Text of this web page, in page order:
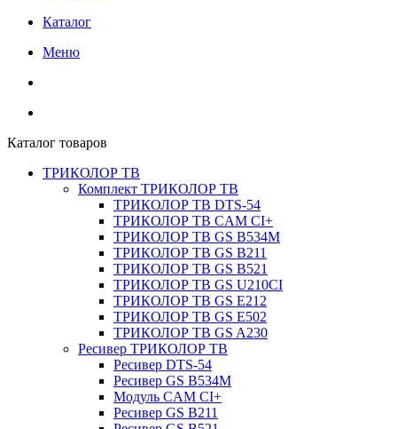
Каталог
Меню
Каталог товаров
ТРИКОЛОР ТВ
Комплект ТРИКОЛОР ТВ
ТРИКОЛОР ТВ DTS-54
ТРИКОЛОР ТВ CAM CI+
ТРИКОЛОР ТВ GS B534M
ТРИКОЛОР ТВ GS B211
ТРИКОЛОР ТВ GS B521
ТРИКОЛОР ТВ GS U210CI
ТРИКОЛОР ТВ GS E212
ТРИКОЛОР ТВ GS E502
ТРИКОЛОР ТВ GS A230
Ресивер ТРИКОЛОР ТВ
Ресивер DTS-54
Ресивер GS B534M
Модуль CAM CI+
Ресивер GS B211